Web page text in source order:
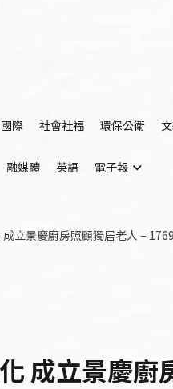
國際 社會社福 環保公衛
融媒體 英語 電子報
立景慶廚房照顧獨居老人 –
成立景慶